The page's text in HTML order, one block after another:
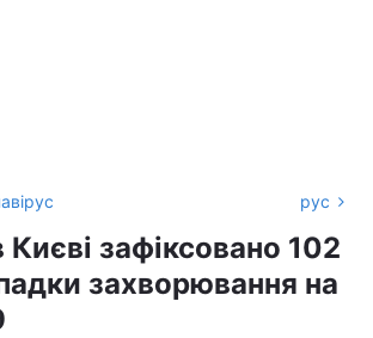
рус
зафіксовано 102
захворювання на